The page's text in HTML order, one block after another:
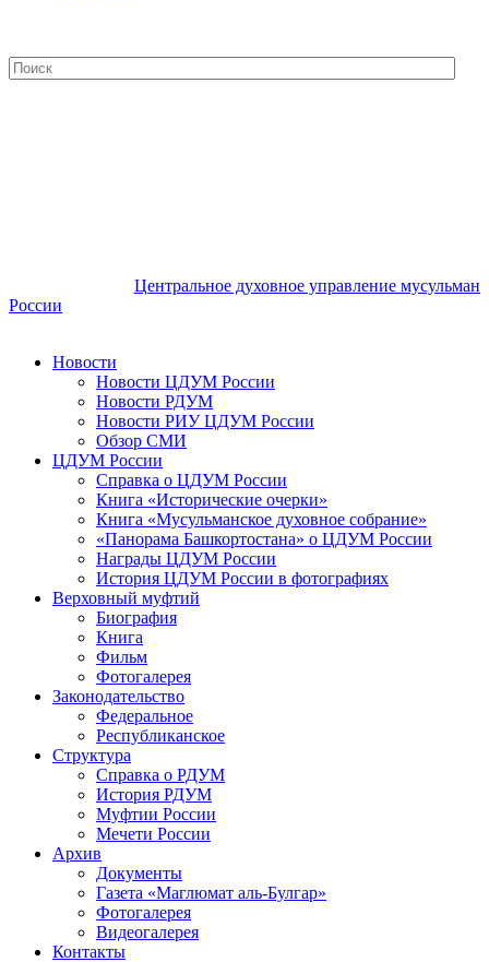
Центральное духовное управление мусульман
России
Новости
Новости ЦДУМ России
Новости РДУМ
Новости РИУ ЦДУМ России
Обзор СМИ
ЦДУМ России
Справка о ЦДУМ России
Книга «Исторические очерки»
Книга «Мусульманское духовное собрание»
«Панорама Башкортостана» о ЦДУМ России
Награды ЦДУМ России
История ЦДУМ России в фотографиях
Верховный муфтий
Биография
Книга
Фильм
Фотогалерея
Законодательство
Федеральное
Республиканское
Структура
Справка о РДУМ
История РДУМ
Муфтии России
Мечети России
Архив
Документы
Газета «Маглюмат аль-Булгар»
Фотогалерея
Видеогалерея
Контакты